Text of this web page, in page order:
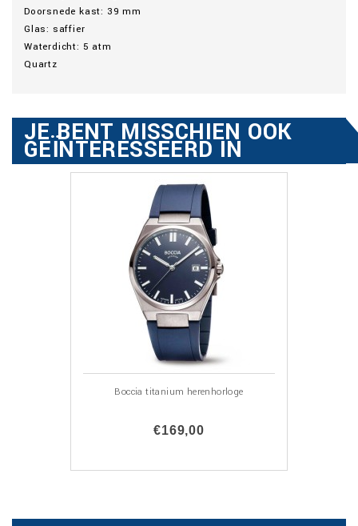
Doorsnede kast: 39 mm
Glas: saffier
Waterdicht: 5 atm
Quartz
JE BENT MISSCHIEN OOK
GEÏNTERESSEERD IN
Boccia titanium herenhorloge
€169,00